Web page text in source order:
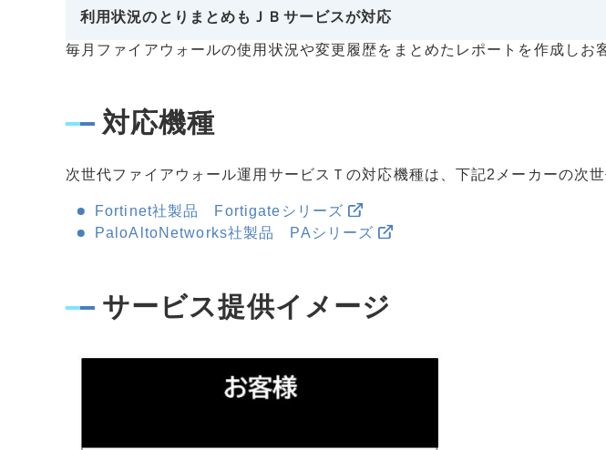
利用状況のとりまとめもＪＢサービスが対応
毎月ファイアウォールの使用状況や変更履歴をまとめたレポートを作成し
対応機種
次世代ファイアウォール運用サービスＴの対応機種は、下記2メーカーの次
Fortinet社製品 Fortigateシリーズ
PaloAltoNetworks社製品 PAシリーズ
サービス提供イメージ